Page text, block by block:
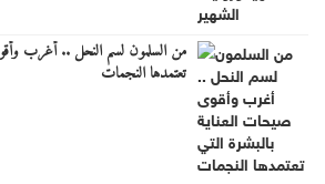
من السلمون لسم النحل .. أغرب
تعتمدها النجمات